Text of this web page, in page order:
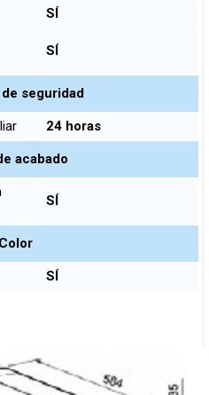
SÍ
SÍ
seguridad
24 horas
acabado
SÍ
Color
SÍ